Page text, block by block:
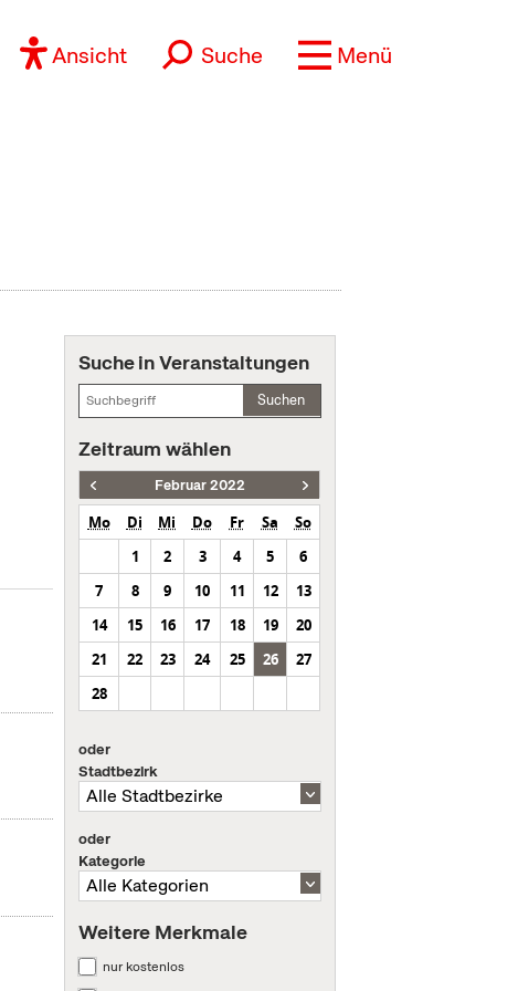
Ansicht Suche Menü
Suche in Veranstaltungen
Suchen
Zeitraum wählen
Februar 2022
Mo Di Mi Do Fr Sa
So
1
2 3 4 5
6
7
8 9 10 11 12
13
14
15 16 17 18 19
20
21
22 23 24 25 26
27
28
oder
Stadtbezirk
oder
Kategorie
Weitere Merkmale
nur kostenlos